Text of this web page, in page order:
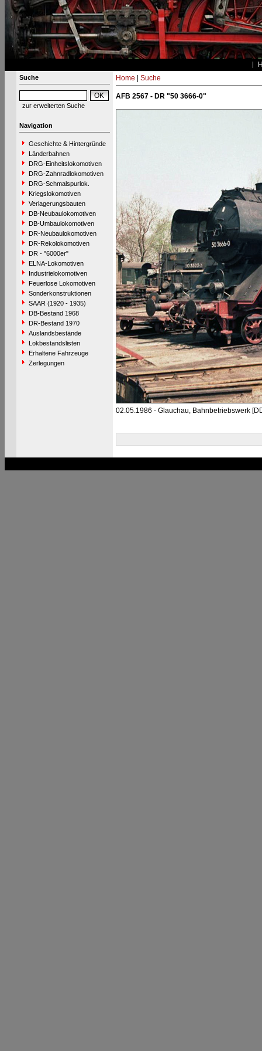
Suche
zur erweiterten Suche
Navigation
Geschichte & Hintergründe
Länderbahnen
DRG-Einheitslokomotiven
DRG-Zahnradlokomotiven
DRG-Schmalspurlok.
Kriegslokomotiven
Verlagerungsbauten
DB-Neubaulokomotiven
DB-Umbaulokomotiven
DR-Neubaulokomotiven
DR-Rekolokomotiven
DR - "6000er"
ELNA-Lokomotiven
Industrielokomotiven
Feuerlose Lokomotiven
Sonderkonstruktionen
SAAR (1920 - 1935)
DB-Bestand 1968
DR-Bestand 1970
Auslandsbestände
Lokbestandslisten
Erhaltene Fahrzeuge
Zerlegungen
Home Suche
AFB 2567 - DR "50 3666-0"
02.05.1986 - Glauchau, Bahnbetriebswerk